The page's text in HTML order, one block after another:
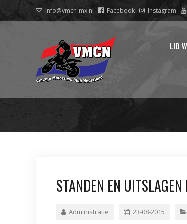
info@vmcn-mx.nl Facebook Instagram
LID
STANDEN EN
Administratie 23-08-2015